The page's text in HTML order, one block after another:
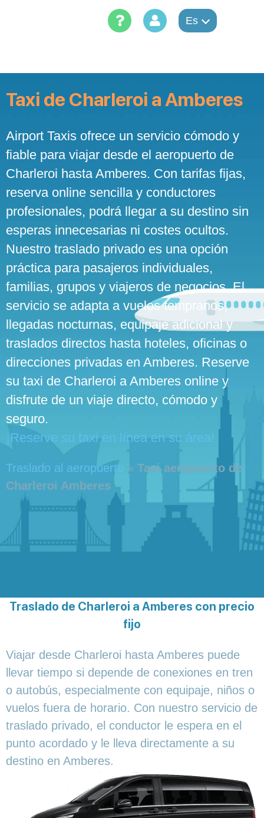
Es
Taxi de Charleroi a Amberes
Airport Taxis ofrece un servicio cómodo y
fiable para viajar desde el aeropuerto de
Charleroi hasta Amberes. Con tarifas fijas,
reserva online sencilla y conductores
profesionales, podrá llegar a su destino sin
esperas innecesarias ni costes ocultos.
Nuestro traslado privado es una opción
práctica para pasajeros individuales,
familias, grupos y viajeros de negocios. El
servicio se adapta a vuelos tempranos,
llegadas nocturnas, equipaje adicional y
traslados directos hasta hoteles, oficinas o
direcciones privadas en Amberes. Reserve
su taxi de Charleroi a Amberes online y
disfrute de un viaje directo, cómodo y
seguro.
¡Reserve su taxi en línea en su área!
Traslado al aeropuerto » Taxi aeropuerto de
Charleroi Amberes
Traslado de Charleroi a Amberes con precio
fijo
Viajar desde Charleroi hasta Amberes puede
llevar tiempo si depende de conexiones en tren
o autobús, especialmente con equipaje, niños o
vuelos fuera de horario. Con nuestro servicio de
traslado privado, el conductor le espera en el
punto acordado y le lleva directamente a su
destino en Amberes.